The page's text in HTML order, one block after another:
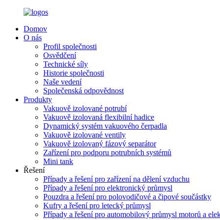
Domov
O nás
Profil společnosti
Osvědčení
Technické síly
Historie společnosti
Naše vedení
Společenská odpovědnost
Produkty
Vakuově izolované potrubí
Vakuově izolovaná flexibilní hadice
Dynamický systém vakuového čerpadla
Vakuově izolované ventily
Vakuově izolovaný fázový separátor
Zařízení pro podporu potrubních systémů
Mini tank
Řešení
Případy a řešení pro zařízení na dělení vzduchu
Případy a řešení pro elektronický průmysl
Pouzdra a řešení pro polovodičové a čipové součástky
Kufry a řešení pro letecký průmysl
Případy a řešení pro automobilový průmysl motorů a